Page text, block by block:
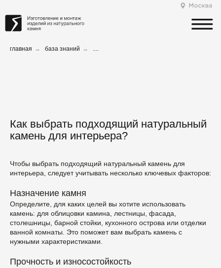
главная → база знаний → ....
Как выбрать подходящий натуральный
камень для интерьера?
Чтобы выбрать подходящий натуральный камень для
интерьера, следует учитывать несколько ключевых факторов:
Назначение камня
Определите, для каких целей вы хотите использовать
камень: для облицовки камина, лестницы, фасада,
столешницы, барной стойки, кухонного острова или отделки
ванной комнаты. Это поможет вам выбрать камень с
нужными характеристиками.
Прочность и износостойкость